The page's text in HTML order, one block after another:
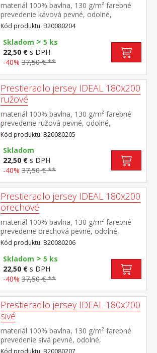
materiál 100% bavlna, 130 g/m² farebné
prevedenie kávová pevné, odolné,
stálofarebné, obšité gumou pre matrace do
výšky 25 cm prateľné do 60 °C
Kód produktu: B20080204
Skladom > 5 ks
22,50 € s DPH
-40% 37,50 € **
Prestieradlo jersey IDEAL 180x200
ružové
materiál 100% bavlna, 130 g/m² farebné
prevedenie ružová pevné, odolné,
stálofarebné, obšité gumou pre matrace do
výšky 25 cm prateľné do 60 °C
Kód produktu: B20080205
Skladom
22,50 € s DPH
-40% 37,50 € **
Prestieradlo jersey IDEAL 180x200
orechové
materiál 100% bavlna, 130 g/m² farebné
prevedenie orechová pevné, odolné,
stálofarebné, obšité gumou pre matrace do
výšky 25 cm prateľné do 60 °C
Kód produktu: B20080206
Skladom > 5 ks
22,50 € s DPH
-40% 37,50 € **
Prestieradlo jersey IDEAL 180x200
sivé
materiál 100% bavlna, 130 g/m² farebné
prevedenie sivá pevné, odolné,
stálofarebné, obšité gumou pre matrace do
Kód produktu: B20080207